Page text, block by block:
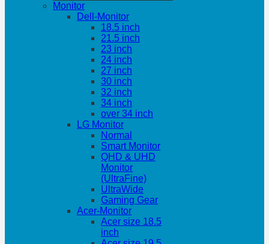
Monitor
Dell-Monitor
18.5 inch
21.5 inch
23 inch
24 inch
27 inch
30 inch
32 inch
34 inch
over 34 inch
LG Monitor
Normal
Smart Monitor
QHD & UHD
Monitor
(UltraFine)
UltraWide
Gaming Gear
Acer-Monitor
Acer size 18.5
inch